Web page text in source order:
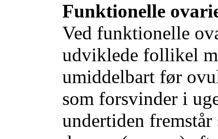
Funktionelle
Ved funktionelle
udviklede follikel
umiddelbart før
som forsvinder i
undertiden